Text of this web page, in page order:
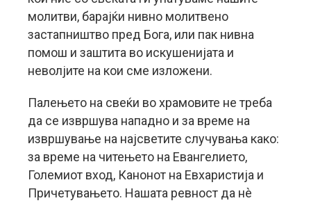
молитви, барајќи нивно молитвено
застапништво пред Бога, или пак нивна
помош и заштита во искушенијата и
неволјите на кои сме изложени.
Палењето на свеќи во храмовите не треба
да се извршува нападно и за време на
извршување на најсветите случувања како:
за време на читењето на Евангелието,
Големиот вход, Канонот на Евхаристија и
Причетувањето. Нашата ревност да нè